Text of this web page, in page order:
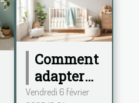
Comment
adapter
votre
Vendredi 6 février